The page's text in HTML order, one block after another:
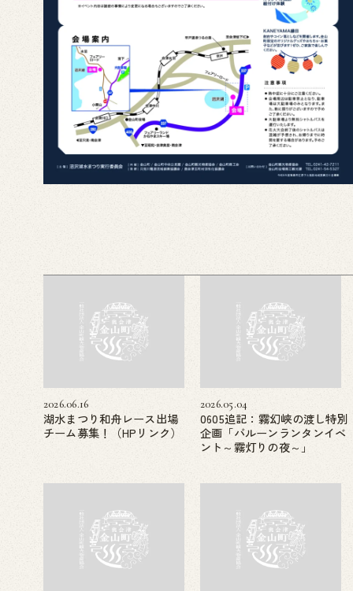
2026.06.16
湖水まつり和舟レース出場
チーム募集！（HPリンク）
2026.05.04
0605追記：霧幻峡の渡し特別
企画「バルーンランタンイベ
ント～霧灯りの夜～」